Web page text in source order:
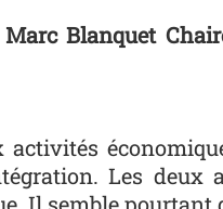
Blanquet
Les deux
Il semble